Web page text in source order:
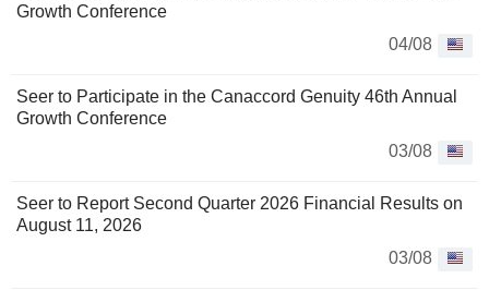
Growth Conference
04/08
Seer to Participate in the Canaccord Genuity 46th Annual
Growth Conference
03/08
Seer to Report Second Quarter 2026 Financial Results on
August 11, 2026
03/08